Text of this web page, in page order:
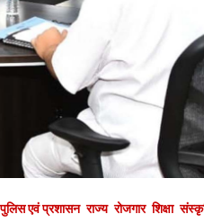
पुलिस एवं प्रशासन राज्य रोजगार शिक्षा